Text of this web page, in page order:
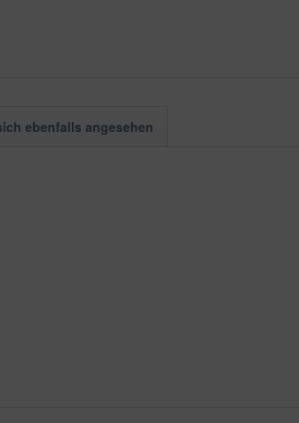
ebenfalls angesehen